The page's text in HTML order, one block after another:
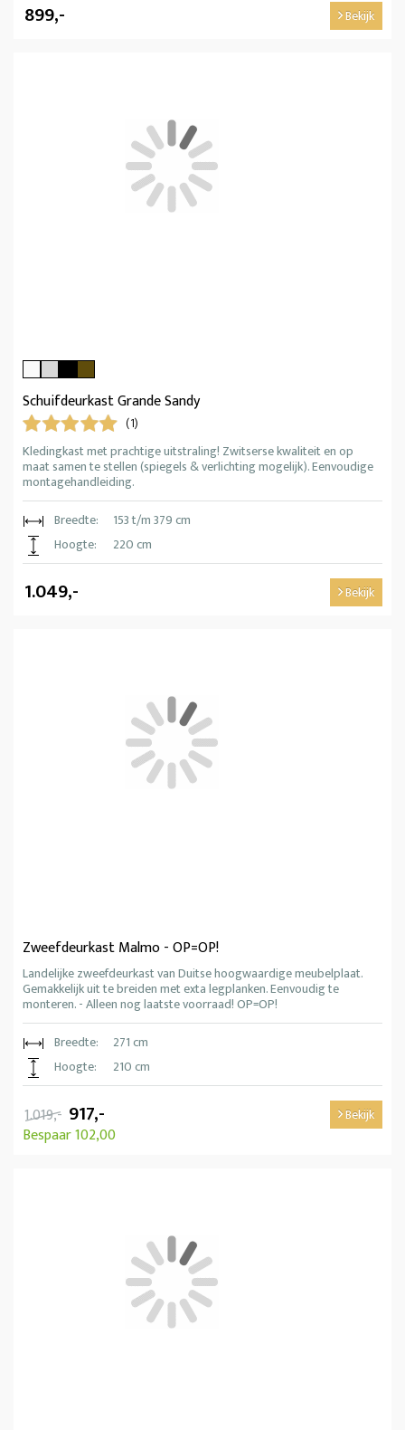
899,- Bekijk
Schuifdeurkast Grande Sandy
(1)
Kledingkast met prachtige uitstraling! Zwitserse kwaliteit en op
maat samen te stellen (spiegels & verlichting mogelijk). Eenvoudige
montagehandleiding.
Breedte:
153 t/m 379 cm
Hoogte:
220 cm
1.049,- Bekijk
Zweefdeurkast Malmo - OP=OP!
Landelijke zweefdeurkast van Duitse hoogwaardige meubelplaat.
Gemakkelijk uit te breiden met exta legplanken. Eenvoudig te
monteren. - Alleen nog laatste voorraad! OP=OP!
Breedte:
271 cm
Hoogte:
210 cm
1.019,- 917,-
Bespaar 102,00
Bekijk